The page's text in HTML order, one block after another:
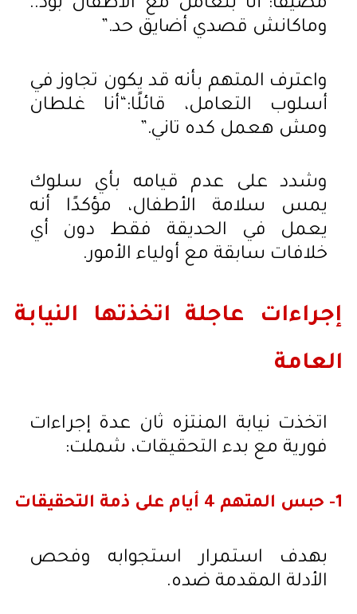
مضيفًا:“أنا بتعامل مع الأطفال بود..
وماكانش قصدي أضايق حد.”
واعترف المتهم بأنه قد يكون تجاوز في
أسلوب التعامل، قائلًا:“أنا غلطان
ومش هعمل كده تاني.”
وشدد على عدم قيامه بأي سلوك
يمس سلامة الأطفال، مؤكدًا أنه
يعمل في الحديقة فقط دون أي
خلافات سابقة مع أولياء الأمور.
إجراءات عاجلة اتخذتها النيابة
العامة
اتخذت نيابة المنتزه ثان عدة إجراءات
فورية مع بدء التحقيقات، شملت:
1- حبس المتهم 4 أيام على ذمة التحقيقات
بهدف استمرار استجوابه وفحص
الأدلة المقدمة ضده.